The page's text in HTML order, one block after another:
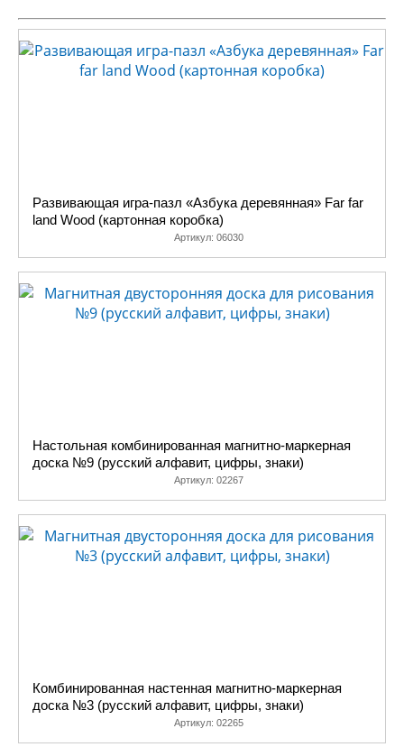
Именно для таких родителей этот раздел. «Десятое королевство»
выпускает великое множество развивающих и обучающих игр, которые
в процессе игры помогут выучить русскую азбуку и английский
алфавит, научат читать по слогам и привьют навыки слитного,
Развивающая игра-пазл «Азбука деревянная» Far far
land Wood (картонная коробка)
Артикул: 06030
Настольная комбинированная магнитно-маркерная
доска №9 (русский алфавит, цифры, знаки)
Артикул: 02267
Комбинированная настенная магнитно-маркерная
доска №3 (русский алфавит, цифры, знаки)
Артикул: 02265